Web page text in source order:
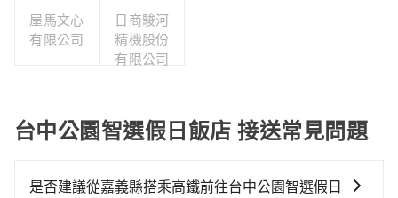
屋馬文心
有限公司
日商駿河
精機股份
有限公司
台中公園智選假日飯店 接送常見問題
是否建議從嘉義縣搭乘高鐵前往台中公園智選假日